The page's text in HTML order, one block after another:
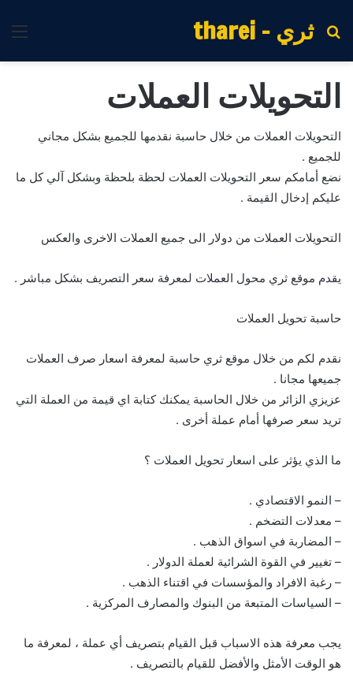
ثري - tharei
بحث
التحويلات العملات
التحويلات العملات من خلال حاسبة نقدمها للجميع بشكل مجاني
للجميع .
نضع أمامكم سعر التحويلات العملات لحظة بلحظة وبشكل آلي كل ما
عليكم إدخال القيمة .
التحويلات العملات من دولار الى جميع العملات الاخرى والعكس
يقدم موقع ثري محول العملات لمعرفة سعر التصريف بشكل مباشر .
حاسبة تحويل العملات
نقدم لكم من خلال موقع ثري حاسبة لمعرفة اسعار صرف العملات
جميعها مجانا .
عزيزي الزائر من خلال الحاسبة يمكنك كتابة اي قيمة من العملة التي
تريد سعر صرفها أمام عملة أخرى .
ما الذي يؤثر على اسعار تحويل العملات ؟
– النمو الاقتصادي .
– معدلات التضخم .
– المضاربة في اسواق الذهب .
– تغيير في القوة الشرائية لعملة الدولار .
– رغبة الافراد والمؤسسات في اقتناء الذهب .
– السياسات المتبعة من البنوك والمصارف المركزية .
يجب معرفة هذه الاسباب قبل القيام بتصريف أي عملة ، لمعرفة ما
هو الوقت الأمثل والأفضل للقيام بالتصريف .